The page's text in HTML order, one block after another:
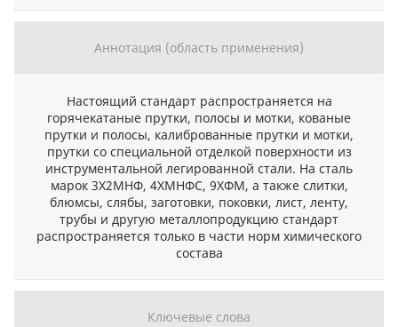
Аннотация (область применения)
Настоящий стандарт распространяется на
горячекатаные прутки, полосы и мотки, кованые
прутки и полосы, калиброванные прутки и мотки,
прутки со специальной отделкой поверхности из
инструментальной легированной стали. На сталь
марок 3Х2МНФ, 4ХМНФС, 9ХФМ, а также слитки,
блюмсы, слябы, заготовки, поковки, лист, ленту,
трубы и другую металлопродукцию стандарт
распространяется только в части норм химического
состава
Ключевые слова